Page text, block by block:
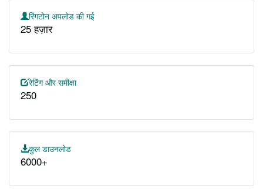
रिंगटोन अपलोड की गई
25 हज़ार
रेटिंग और समीक्षा
250
कुल डाउनलोड
6000+